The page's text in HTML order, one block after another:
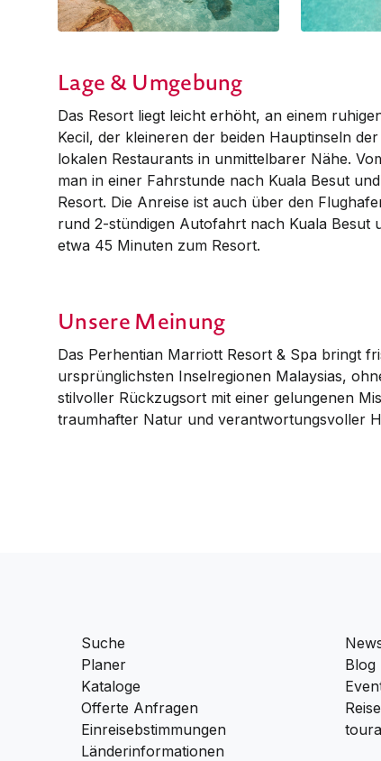
Lage & Umgebung
Das Resort liegt leicht erhöht, an einem
Kecil, der kleineren der beiden Hauptinseln
lokalen Re­­stau­rants in un­­mit­­telbarer Nähe.
man in einer Fahrstunde nach Kuala Besut
Resort. Die Anreise ist auch über den
rund 2-stündigen Autofahrt nach Kuala Besut
etwa 45 Minuten zum Resort.
Unsere Meinung
Das Perhentian Marriott Resort & Spa bringt
ursprünglichsten Inselregionen Malaysias,
stilvoller Rückzugsort mit einer gelungenen
traumhafter Natur und verantwortungsvoller
Suche
Planer
Kataloge
Offerte Anfragen
Einreisebstimmungen
Länderinformationen
Blog